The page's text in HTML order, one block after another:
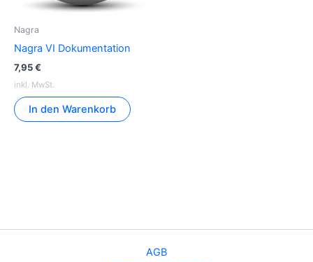
Nagra
Nagra VI Dokumentation
7,95€
inkl. MwSt.
In den Warenkorb
AGB